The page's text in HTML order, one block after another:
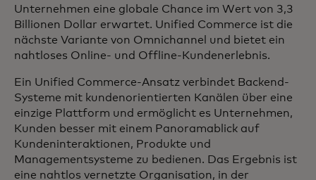
Unternehmen eine globale Chance im Wert von 3,3
Billionen Dollar erwartet. Unified Commerce ist die
nächste Variante von Omnichannel und bietet ein
nahtloses Online- und Offline-Kundenerlebnis.
Ein Unified Commerce-Ansatz verbindet Backend-
Systeme mit kundenorientierten Kanälen über eine
einzige Plattform und ermöglicht es Unternehmen,
Kunden besser mit einem Panoramablick auf
Kundeninteraktionen, Produkte und
Managementsysteme zu bedienen. Das Ergebnis ist
eine nahtlos vernetzte Organisation, in der